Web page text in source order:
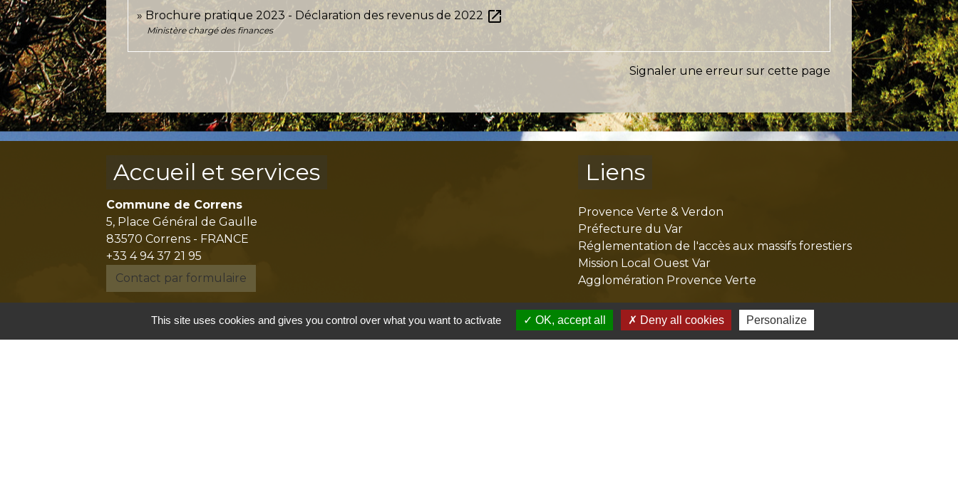
Brochure pratique 2023 - Déclaration des revenus de 2022 open_in_new
Ministère chargé des finances
Signaler une erreur sur cette page
Accueil et services
Commune de Correns
5, Place Général de Gaulle
83570 Correns - FRANCE
+33 4 94 37 21 95
Contact par formulaire
Liens
Provence Verte & Verdon
Préfecture du Var
Réglementation de l'accès aux massifs forestiers
Mission Local Ouest Var
Agglomération Provence Verte
This site uses cookies and gives you control over what you want to activate OK, accept all Deny all cookies Personalize